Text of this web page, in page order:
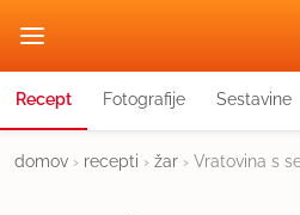
Recept Fotografije Sestavine
domov › recepti › žar › Vratovina s